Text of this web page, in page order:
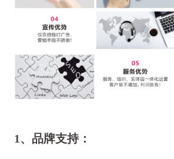
1、品牌支持：